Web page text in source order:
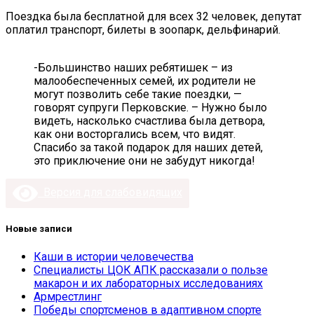
Поездка была бесплатной для всех 32 человек, депутат
оплатил транспорт, билеты в зоопарк, дельфинарий.
-Большинство наших ребятишек – из
малообеспеченных семей, их родители не
могут позволить себе такие поездки, —
говорят супруги Перковские. – Нужно было
видеть, насколько счастлива была детвора,
как они восторгались всем, что видят.
Спасибо за такой подарок для наших детей,
это приключение они не забудут никогда!
Новые записи
Каши в истории человечества
Специалисты ЦОК АПК рассказали о пользе
макарон и их лабораторных исследованиях
Армрестлинг
Победы спортсменов в адаптивном спорте